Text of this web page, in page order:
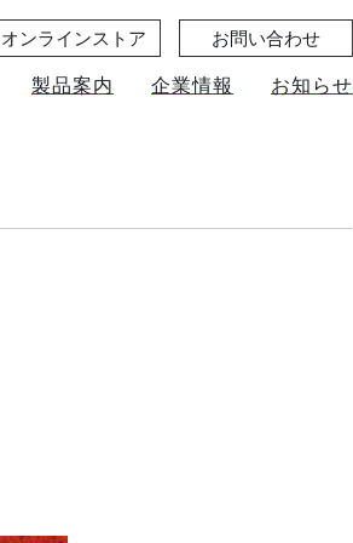
製品案内 企業情報 お知らせ
オンラインストア お問い合わせ